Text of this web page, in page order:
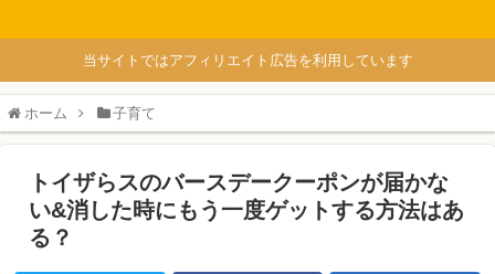
当サイトではアフィリエイト広告を利用しています
ホーム 子育て
トイザらスのバースデークーポンが届かな
い&消した時にもう一度ゲットする方法はあ
る？